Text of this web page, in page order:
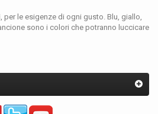
le esigenze di ogni gusto. Blu, giallo,
sono i colori che potranno luccicare